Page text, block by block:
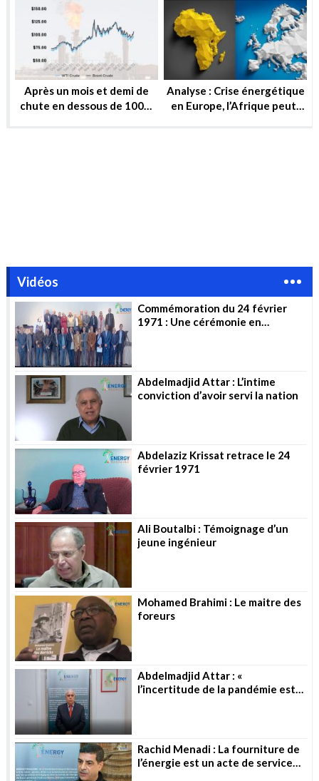
Après un mois et demi de
chute en dessous de 100$,
Analyse : Crise énergétique
en Europe, l’Afrique peut-
Vidéos
Commémoration du 24 février
1971 : Une cérémonie en
Abdelmadjid Attar : L’intime
conviction d’avoir servi la nation
Abdelaziz Krissat retrace le 24
février 1971
Ali Boutalbi : Témoignage d’un
jeune ingénieur
Mohamed Brahimi : Le maitre des
foreurs
Abdelmadjid Attar : «
l’incertitude de la pandémie est
Rachid Menadi : La fourniture de
l’énergie est un acte de service